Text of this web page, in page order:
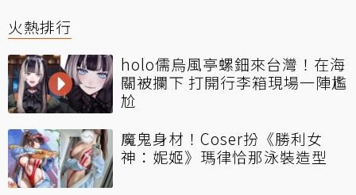
火熱排行
holo儒烏風亭螺鈿來台灣！在海
關被攔下 打開行李箱現場一陣尷
尬
魔鬼身材！Coser扮《勝利女
神：妮姬》瑪律恰那泳裝造型